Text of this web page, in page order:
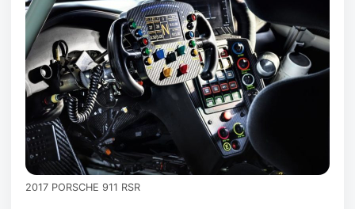
2017 PORSCHE 911 RSR